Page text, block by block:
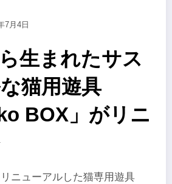
7月4日
生まれたサス
猫用遊具
BOX」がリニ
ニューアルした猫専用遊具